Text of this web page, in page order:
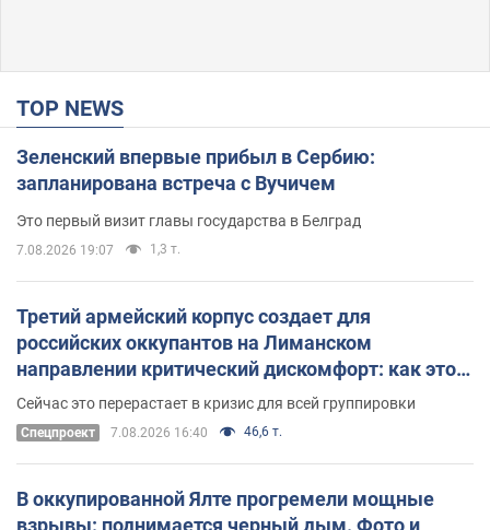
TOP NEWS
Зеленский впервые прибыл в Сербию:
запланирована встреча с Вучичем
Это первый визит главы государства в Белград
7.08.2026 19:07 1,3 т.
Третий армейский корпус создает для
российских оккупантов на Лиманском
направлении критический дискомфорт: как это
удалось
Сейчас это перерастает в кризис для всей группировки
Спецпроект 7.08.2026 16:40 46,6 т.
В оккупированной Ялте прогремели мощные
взрывы: поднимается черный дым. Фото и